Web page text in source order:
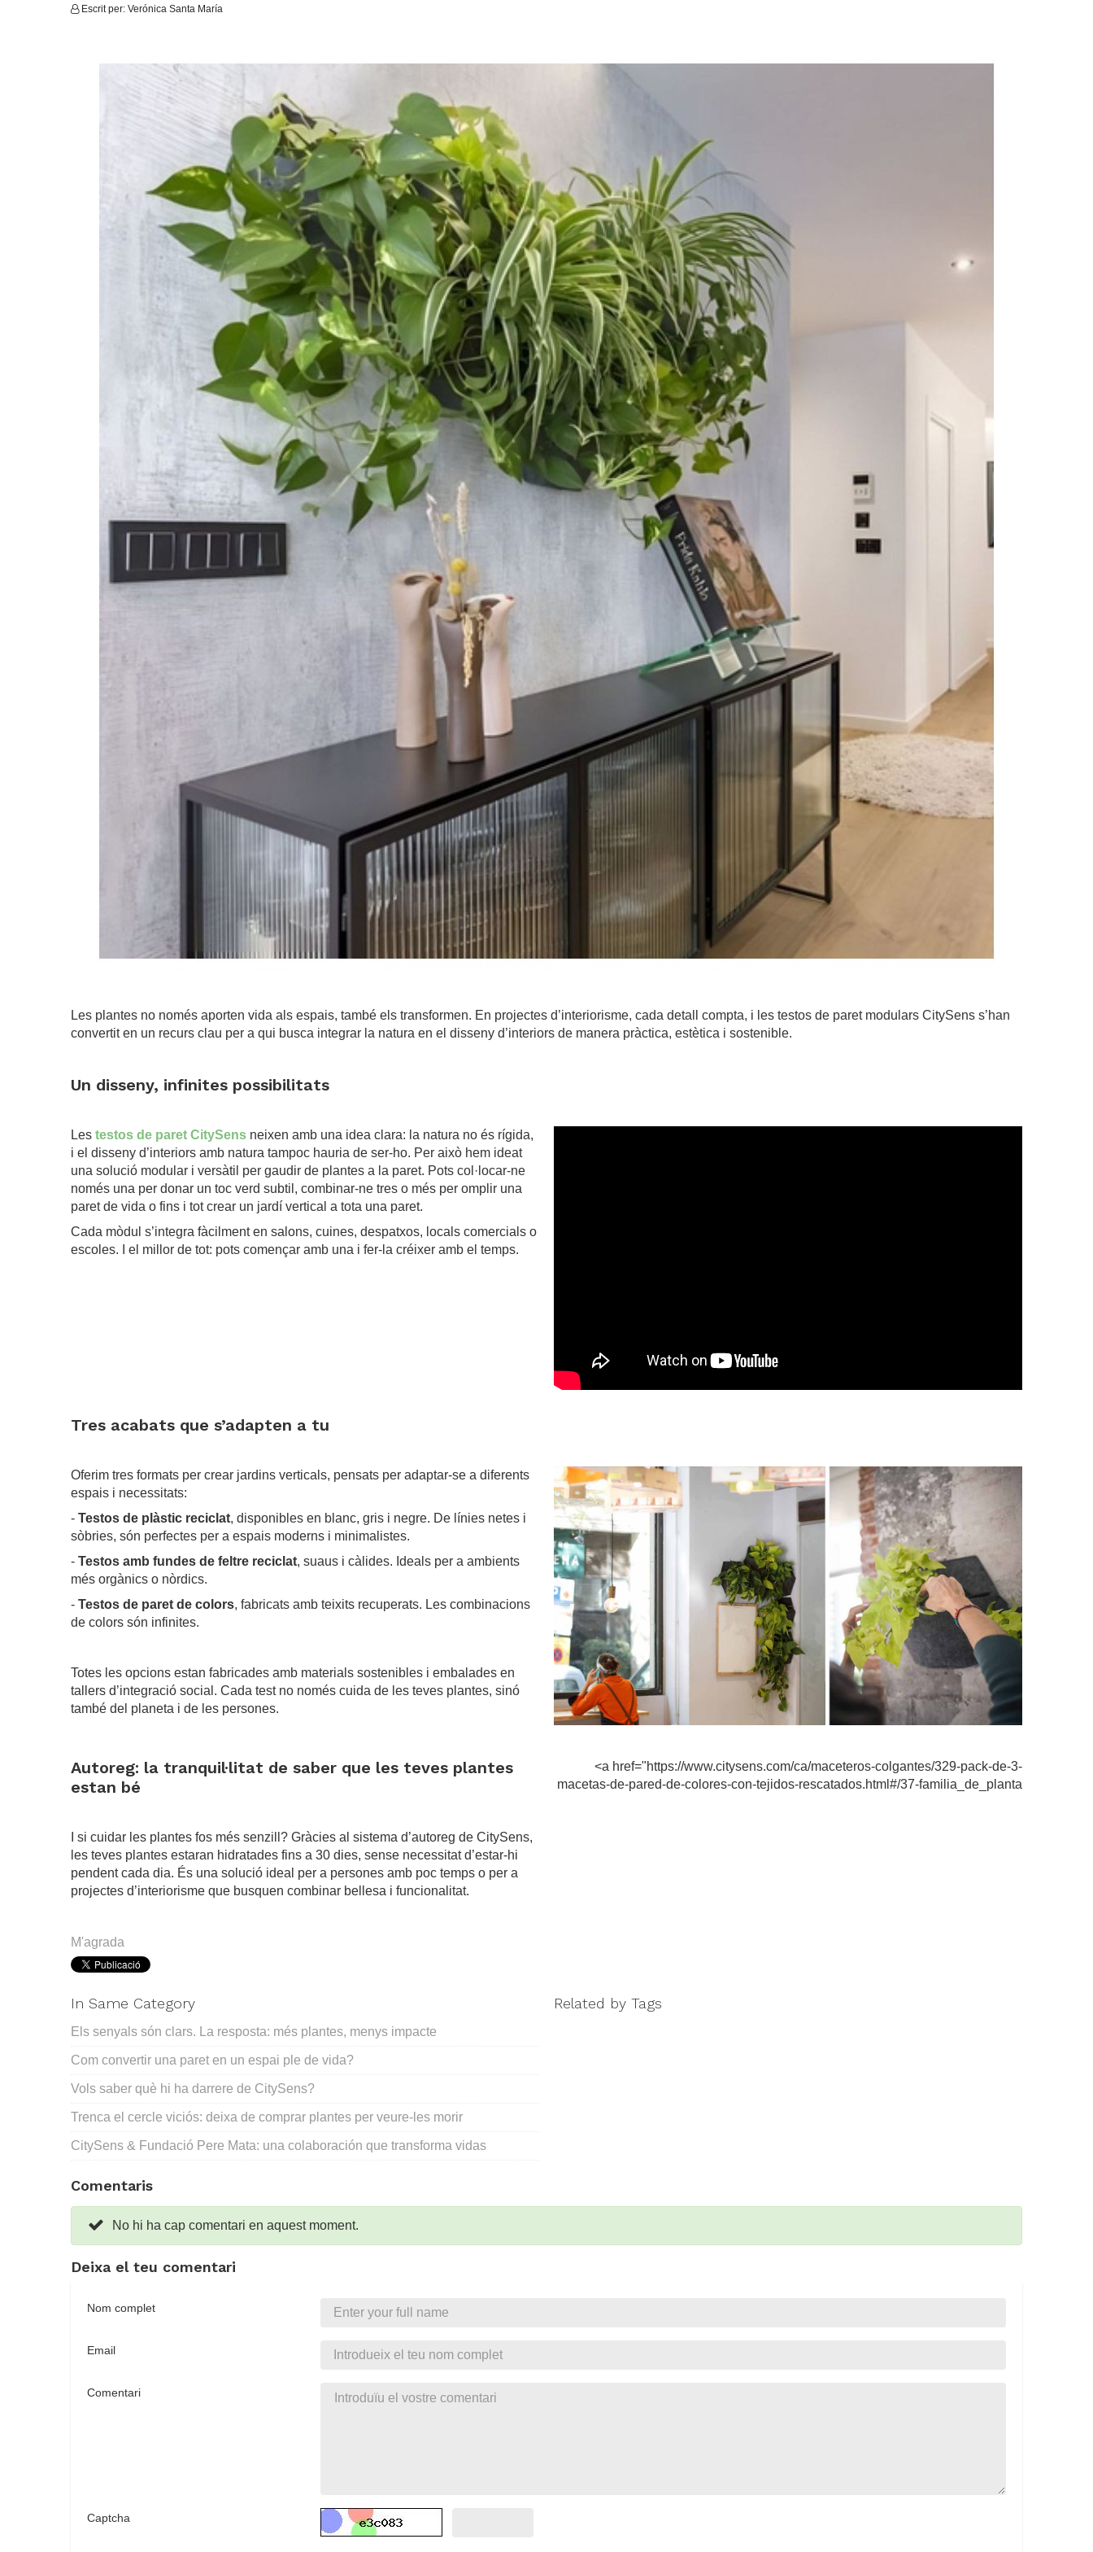
Escrit per: Verónica Santa María
Les plantes no només aporten vida als espais, també els transformen. En projectes d’interiorisme, cada detall compta, i les testos de paret modulars CitySens s’han
convertit en un recurs clau per a qui busca integrar la natura en el disseny d’interiors de manera pràctica, estètica i sostenible.
Un disseny, infinites possibilitats
Les testos de paret CitySens neixen amb una idea clara: la natura no és rígida,
i el disseny d’interiors amb natura tampoc hauria de ser-ho. Per això hem ideat
una solució modular i versàtil per gaudir de plantes a la paret. Pots col·locar-ne
només una per donar un toc verd subtil, combinar-ne tres o més per omplir una
paret de vida o fins i tot crear un jardí vertical a tota una paret.
Cada mòdul s’integra fàcilment en salons, cuines, despatxos, locals comercials o
escoles. I el millor de tot: pots començar amb una i fer-la créixer amb el temps.
Tres acabats que s’adapten a tu
Oferim tres formats per crear jardins verticals, pensats per adaptar-se a diferents
espais i necessitats:
- Testos de plàstic reciclat, disponibles en blanc, gris i negre. De línies netes i
sòbries, són perfectes per a espais moderns i minimalistes.
- Testos amb fundes de feltre reciclat, suaus i càlides. Ideals per a ambients
més orgànics o nòrdics.
- Testos de paret de colors, fabricats amb teixits recuperats. Les combinacions
de colors són infinites.
Totes les opcions estan fabricades amb materials sostenibles i embalades en
tallers d’integració social. Cada test no només cuida de les teves plantes, sinó
també del planeta i de les persones.
Autoreg: la tranquil·litat de saber que les teves plantes
estan bé
I si cuidar les plantes fos més senzill? Gràcies al sistema d’autoreg de CitySens,
les teves plantes estaran hidratades fins a 30 dies, sense necessitat d’estar-hi
pendent cada dia. És una solució ideal per a persones amb poc temps o per a
projectes d’interiorisme que busquen combinar bellesa i funcionalitat.
<a href="https://www.citysens.com/ca/maceteros-colgantes/329-pack-de-3-
macetas-de-pared-de-colores-con-tejidos-rescatados.html#/37-familia_de_planta
M'agrada
In Same Category
Els senyals són clars. La resposta: més plantes, menys impacte
Com convertir una paret en un espai ple de vida?
Vols saber què hi ha darrere de CitySens?
Trenca el cercle viciós: deixa de comprar plantes per veure-les morir
CitySens & Fundació Pere Mata: una colaboración que transforma vidas
Related by Tags
Comentaris
No hi ha cap comentari en aquest moment.
Deixa el teu comentari
Nom complet
Email
Comentari
Captcha